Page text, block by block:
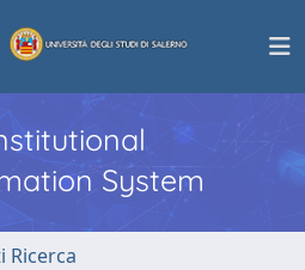
System
Ricerca